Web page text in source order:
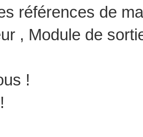
références de
, Module de
!